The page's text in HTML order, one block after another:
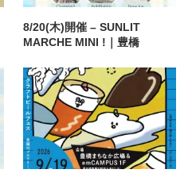
8/20(木)開催 – SUNLIT
MARCHE MINI !｜豊橋